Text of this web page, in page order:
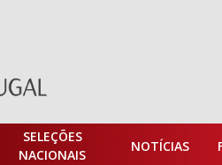
SELEÇÕES
NACIONAIS
NOTÍCIAS